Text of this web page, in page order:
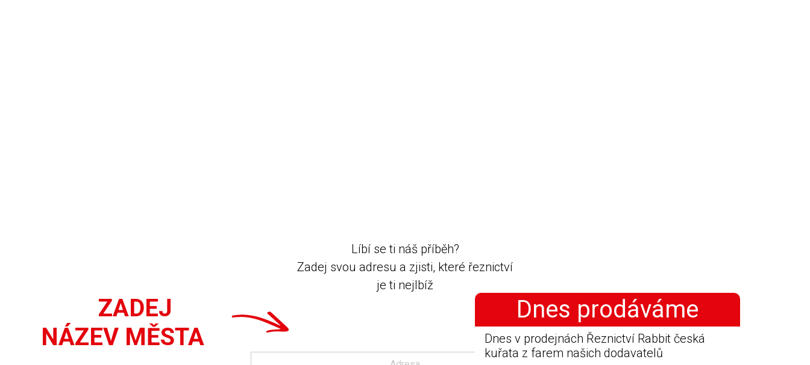
Líbí se ti náš příběh?
Zadej svou adresu a zjisti, které řeznictví
je ti nejlbíž
ZADEJ
NÁZEV MĚSTA
Dnes prodáváme
Dnes v prodejnách Řeznictví Rabbit česká
kuřata z farem našich dodavatelů